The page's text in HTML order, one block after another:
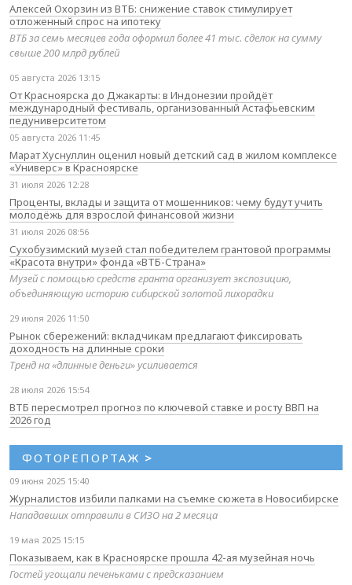
Алексей Охорзин из ВТБ: снижение ставок стимулирует
отложенный спрос на ипотеку
ВТБ за семь месяцев года оформил более 41 тыс. сделок на сумму
свыше 200 млрд рублей
05 августа 2026 13:15
От Красноярска до Джакарты: в Индонезии пройдёт
международный фестиваль, организованный Астафьевским
педуниверситетом
05 августа 2026 11:45
Марат Хуснуллин оценил новый детский сад в жилом комплексе
«Универс» в Красноярске
31 июля 2026 12:28
Проценты, вклады и защита от мошенников: чему будут учить
молодёжь для взрослой финансовой жизни
31 июля 2026 08:56
Сухобузимский музей стал победителем грантовой программы
«Красота внутри» фонда «ВТБ-Страна»
Музей с помощью средств гранта организует экспозицию,
объединяющую историю сибирской золотой лихорадки
29 июля 2026 11:50
Рынок сбережений: вкладчикам предлагают фиксировать
доходность на длинные сроки
Тренд на «длинные деньги» усиливается
28 июля 2026 15:54
ВТБ пересмотрел прогноз по ключевой ставке и росту ВВП на
2026 год
ФОТОРЕПОРТАЖ >
09 июня 2025 15:40
Журналистов избили палками на съемке сюжета в Новосибирске
Нападавших отправили в СИЗО на 2 месяца
19 мая 2025 15:15
Показываем, как в Красноярске прошла 42-ая музейная ночь
Гостей угощали печеньками с предсказанием